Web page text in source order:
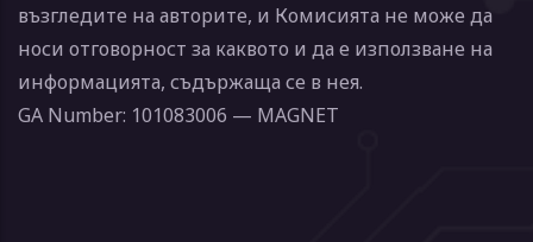
възгледите на авторите, и Комисията не може да
носи отговорност за каквото и да е използване на
информацията, съдържаща се в нея.
GA Number: 101083006 — MAGNET